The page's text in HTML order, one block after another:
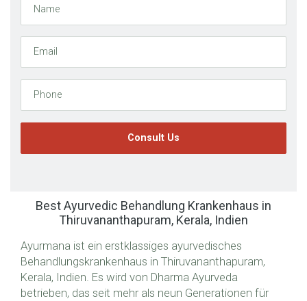
Email
Phone
Best Ayurvedic Behandlung Krankenhaus in
Thiruvananthapuram, Kerala, Indien
Ayurmana ist ein erstklassiges ayurvedisches
Behandlungskrankenhaus in Thiruvananthapuram,
Kerala, Indien. Es wird von Dharma Ayurveda
betrieben, das seit mehr als neun Generationen für